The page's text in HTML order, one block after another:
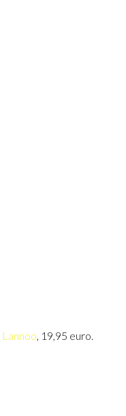
Lannoo, 19,95 euro.